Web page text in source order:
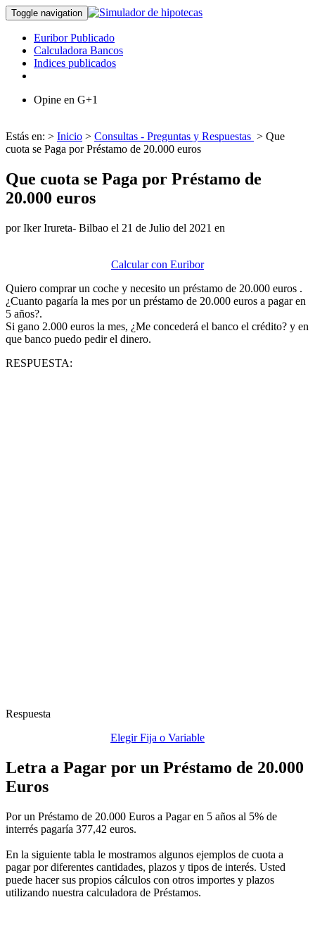
Toggle navigation
Euribor Publicado
Calculadora Bancos
Indices publicados
Opine en G+1
Estás en: > Inicio > Consultas - Preguntas y Respuestas > Que
cuota se Paga por Préstamo de 20.000 euros
Que cuota se Paga por Préstamo de
20.000 euros
por Iker Irureta- Bilbao el 21 de Julio del 2021 en
Calcular con Euribor
Quiero comprar un coche y necesito un préstamo de 20.000 euros .
¿Cuanto pagaría la mes por un préstamo de 20.000 euros a pagar en
5 años?.
Si gano 2.000 euros la mes, ¿Me concederá el banco el crédito? y en
que banco puedo pedir el dinero.
RESPUESTA:
Respuesta
Elegir Fija o Variable
Letra a Pagar por un Préstamo de 20.000
Euros
Por un Préstamo de 20.000 Euros a Pagar en 5 años al 5% de
interrés pagaría 377,42 euros.
En la siguiente tabla le mostramos algunos ejemplos de cuota a
pagar por diferentes cantidades, plazos y tipos de interés. Usted
puede hacer sus propios cálculos con otros importes y plazos
utilizando nuestra calculadora de Préstamos.